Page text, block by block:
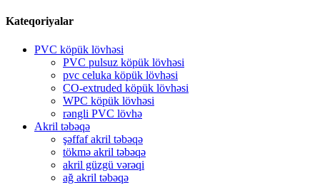
Kateqoriyalar
PVC köpük lövhəsi
PVC pulsuz köpük lövhəsi
pvc celuka köpük lövhəsi
CO-extruded köpük lövhəsi
WPC köpük lövhəsi
rəngli PVC lövhə
Akril təbəqə
şəffaf akril təbəqə
tökmə akril təbəqə
akril güzgü vərəqi
ağ akril təbəqə